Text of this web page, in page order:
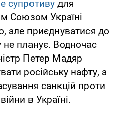
супротиву для
Союзом Україні
але приєднуватися до
не планує. Водночас
Петер Мадяр
російську нафту, а
санкцій проти
в Україні.